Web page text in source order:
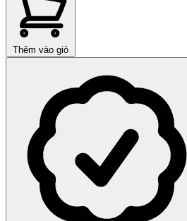
Thêm vào giỏ